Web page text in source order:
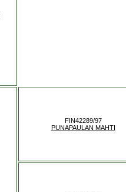
FIN42289/97
PUNAPAULAN MAHTI